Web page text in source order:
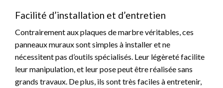
Facilité d’installation et d’entretien
Contrairement aux plaques de marbre véritables, ces
panneaux muraux sont simples à installer et ne
nécessitent pas d’outils spécialisés. Leur légèreté facilite
leur manipulation, et leur pose peut être réalisée sans
grands travaux. De plus, ils sont très faciles à entretenir,